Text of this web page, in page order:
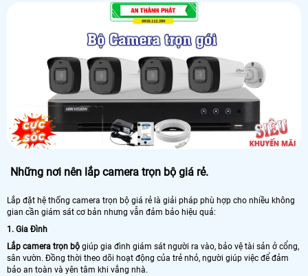
Những nơi nên lắp camera trọn bộ giá rẻ.
Lắp đặt hệ thống camera trọn bộ giá rẻ là giải pháp phù hợp cho nhiều không
gian cần giám sát cơ bản nhưng vẫn đảm bảo hiệu quả:
1. Gia Đình
Lắp camera trọn bộ giúp gia đình giám sát người ra vào, bảo vệ tài sản ở cổng,
sân vườn. Đồng thời theo dõi hoạt động của trẻ nhỏ, người giúp việc để đảm
bảo an toàn và yên tâm khi vắng nhà.